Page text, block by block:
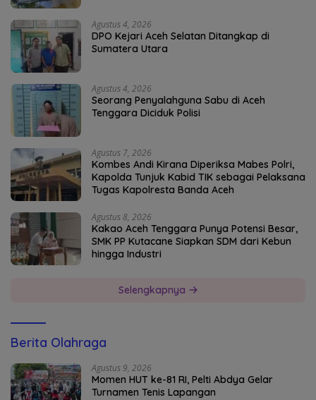
Agustus 4, 2026
DPO Kejari Aceh Selatan Ditangkap di
Sumatera Utara
Agustus 4, 2026
Seorang Penyalahguna Sabu di Aceh
Tenggara Diciduk Polisi
Agustus 7, 2026
Kombes Andi Kirana Diperiksa Mabes Polri,
Kapolda Tunjuk Kabid TIK sebagai Pelaksana
Tugas Kapolresta Banda Aceh
Agustus 8, 2026
Kakao Aceh Tenggara Punya Potensi Besar,
SMK PP Kutacane Siapkan SDM dari Kebun
hingga Industri
Selengkapnya
Berita Olahraga
Agustus 9, 2026
Momen HUT ke-81 RI, Pelti Abdya Gelar
Turnamen Tenis Lapangan